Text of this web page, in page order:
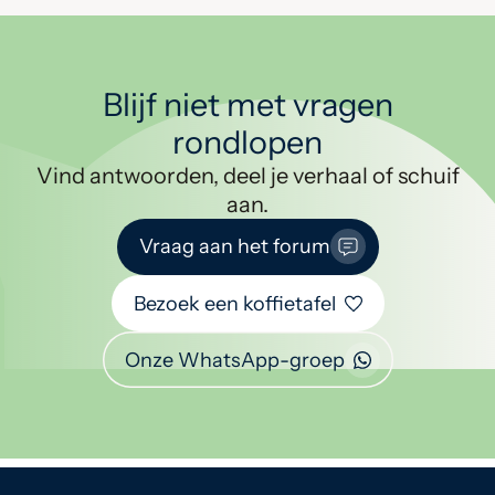
Blijf niet met vragen
rondlopen
Vind antwoorden, deel je verhaal of schuif
aan.
Vraag aan het forum
Bezoek een koffietafel
Onze WhatsApp-groep